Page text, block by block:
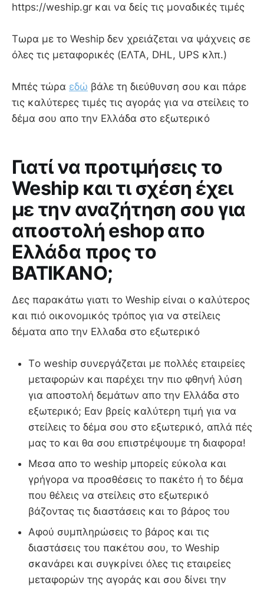
https://weship.gr και να δείς τις μοναδικές τιμές
Τωρα με το Weship δεν χρειάζεται να ψάχνεις σε
όλες τις μεταφορικές (ΕΛΤΑ, DHL, UPS κλπ.)
Μπές τώρα εδώ βάλε τη διεύθυνση σου και πάρε
τις καλύτερες τιμές τις αγοράς για να στείλεις το
δέμα σου απο την Ελλάδα στο εξωτερικό
Γιατί να προτιμήσεις το
Weship και τι σχέση έχει
με την αναζήτηση σου για
αποστολή eshop απο
Ελλάδα προς το
ΒΑΤΙΚΑΝΟ;
Δες παρακάτω γιατι το Weship είναι ο καλύτερος
και πιό οικονομικός τρόπος για να στείλεις
δέματα απο την Ελλαδα στο εξωτερικό
Τo weship συνεργάζεται με πολλές εταιρείες
μεταφορών και παρέχει την πιο φθηνή λύση
για αποστολή δεμάτων απο την Ελλάδα στο
εξωτερικό; Εαν βρείς καλύτερη τιμή για να
στείλεις το δέμα σου στο εξωτερικό, απλά πές
μας το και θα σου επιστρέψουμε τη διαφορα!
Μεσα απο το weship μπορείς εύκολα και
γρήγορα να προσθέσεις το πακέτο ή το δέμα
που θέλεις να στείλεις στο εξωτερικό
βάζοντας τις διαστάσεις και το βάρος του
Αφού συμπληρώσεις το βάρος και τις
διαστάσεις του πακέτου σου, το Weship
σκανάρει και συγκρίνει όλες τις εταιρείες
μεταφορών της αγοράς και σου δίνει την